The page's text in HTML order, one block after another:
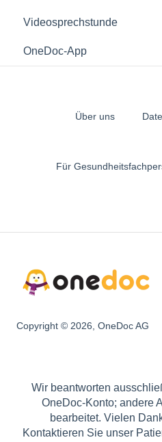
Versendete
Videosprechstunde
Videosprechstunde
OneDoc-App
Verwendung der
Über uns
Für
Copyright © 2026, OneDoc AG
Wir beantworten
OneDoc-Konto; andere
bearbeitet. Vielen
Kontaktieren Sie unser